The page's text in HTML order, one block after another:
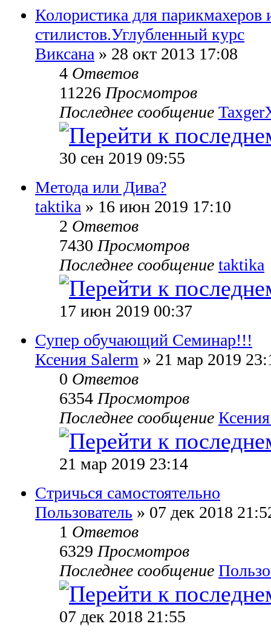
Колористика для парикмахеров
стилистов.Углубленный курс
Виксана » 28 окт 2013 17:08
4 Ответов
11226Просмотров
Последнее сообщение
30 сен 2019 09:55
Метода или Дива?
taktika » 16 июн 2019 17:10
2 Ответов
7430Просмотров
Последнее сообщение taktika
17 июн 2019 00:37
Супер обучающий Семинар!!!
Ксения Salerm » 21 мар 2019
0 Ответов
6354Просмотров
Последнее сообщение
21 мар 2019 23:14
Стричься самостоятельно
Пользователь » 07 дек 2018
1 Ответов
6329Просмотров
Последнее сообщение
07 дек 2018 21:55